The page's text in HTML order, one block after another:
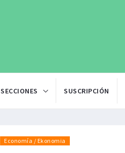
SECCIONES SUSCRIPCIÓN
Economía / Ekonomia